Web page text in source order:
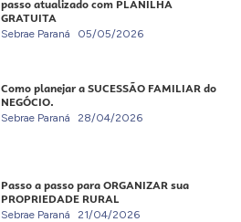
passo atualizado com PLANILHA
GRATUITA
Sebrae Paraná 05/05/2026
Como planejar a SUCESSÃO FAMILIAR do
NEGÓCIO.
Sebrae Paraná 28/04/2026
Passo a passo para ORGANIZAR sua
PROPRIEDADE RURAL
Sebrae Paraná 21/04/2026